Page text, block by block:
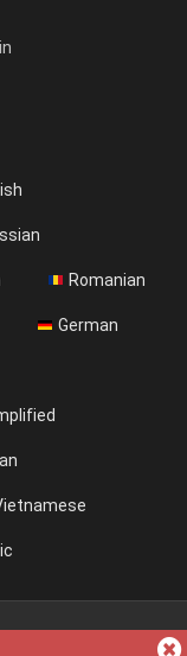
Romanian
German